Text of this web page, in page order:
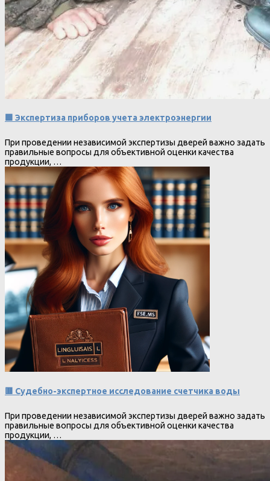
🟩 Экспертиза приборов учета электроэнергии
При проведении независимой экспертизы дверей важно задать
правильные вопросы для объективной оценки качества
продукции, …
🟥 Судебно-экспертное исследование счетчика воды
При проведении независимой экспертизы дверей важно задать
правильные вопросы для объективной оценки качества
продукции, …